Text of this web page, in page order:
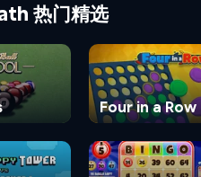
热门精选
Four in a Row